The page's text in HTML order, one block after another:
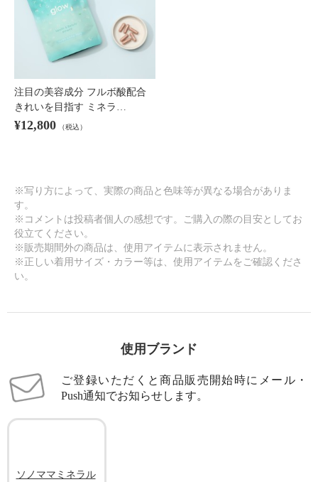
注目の美容成分 フルボ酸配合
きれいを目指す ミネラ…
¥12,800 （税込）
※写り方によって、実際の商品と色味等が異なる場合がありま
す。
※コメントは投稿者個人の感想です。ご購入の際の目安としてお
役立てください。
※販売期間外の商品は、使用アイテムに表示されません。
※正しい着用サイズ・カラー等は、使用アイテムをご確認くださ
い。
使用ブランド
ご登録いただくと商品販売開始時にメール・
Push通知でお知らせします。
ソノママミネラル